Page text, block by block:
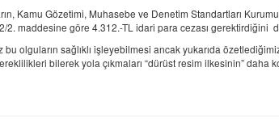
Kamu Gözetimi, Muhasebe ve Denetim Standartları
2. maddesine göre 4.312.-TL idari para cezası gerektirdiğini
bu olguların sağlıklı işleyebilmesi ancak yukarıda
bilerek yola çıkmaları “dürüst resim ilkesinin” daha